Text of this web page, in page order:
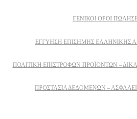
ΓΕΝΙΚΟΙ ΟΡΟΙ
ΕΓΓΎΗΣΗ ΕΠΊΣΗΜΗΣ ΕΛΛΗΝΙΚΉΣ
ΠΟΛΙΤΙΚΉ ΕΠΙΣΤΡΟΦΏΝ ΠΡΟΪΌΝΤΩΝ –
ΠΡΟΣΤΑΣΊΑ ΔΕΔΟΜΈΝΩΝ –